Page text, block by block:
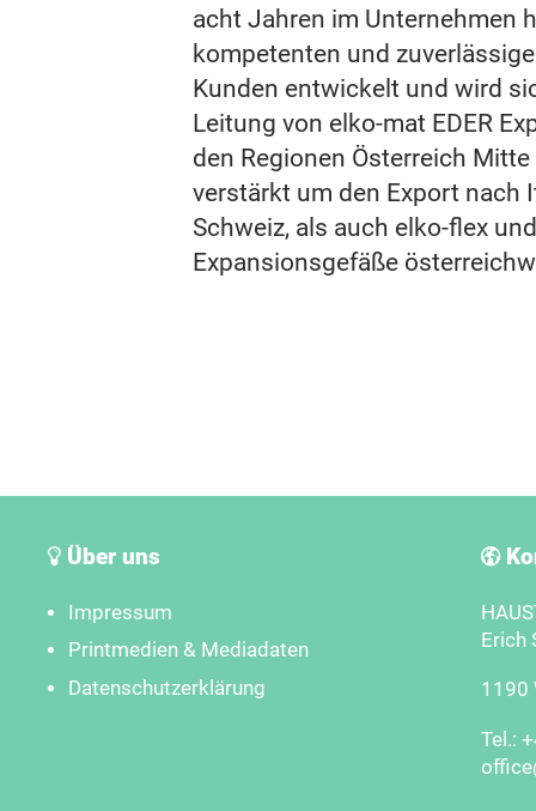
acht Jahren im Unternehmen
kompetenten und
Kunden entwickelt und wird
Leitung von elko-mat EDER
den Regionen Österreich
verstärkt um den Export nach
Schweiz, als auch elko-flex
Expansionsgefäße
Über uns
Impressum
Printmedien & Mediadaten
Datenschutzerklärung
Erich
1190
Tel.: